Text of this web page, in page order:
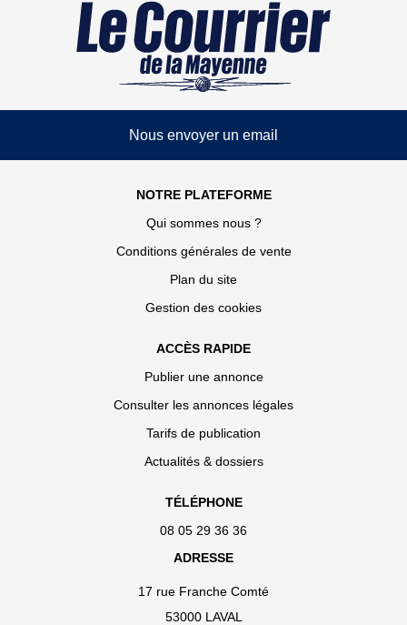
Nous envoyer un email
NOTRE PLATEFORME
Qui sommes nous ?
Conditions générales de vente
Plan du site
Gestion des cookies
ACCÈS RAPIDE
Publier une annonce
Consulter les annonces légales
Tarifs de publication
Actualités & dossiers
TÉLÉPHONE
08 05 29 36 36
ADRESSE
17 rue Franche Comté
53000 LAVAL